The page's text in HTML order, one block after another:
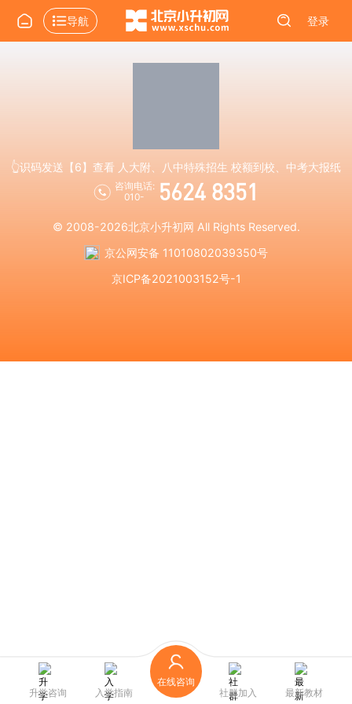
导航 登录
👆识码发送【6】查看 人大附、八中特殊招生 校额到校、中考大报纸
咨询电话:
010-
5624 8351
© 2008-2026北京小升初网 All Rights Reserved.
京公网安备 11010802039350号
京ICP备2021003152号-1
升学咨询 入学指南
在线咨询
社群加入
最新教材